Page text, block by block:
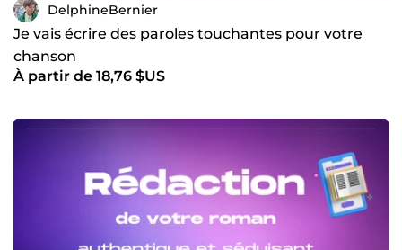
DelphineBernier
Je vais écrire des paroles touchantes pour votre
chanson
À partir de 18,76 $US